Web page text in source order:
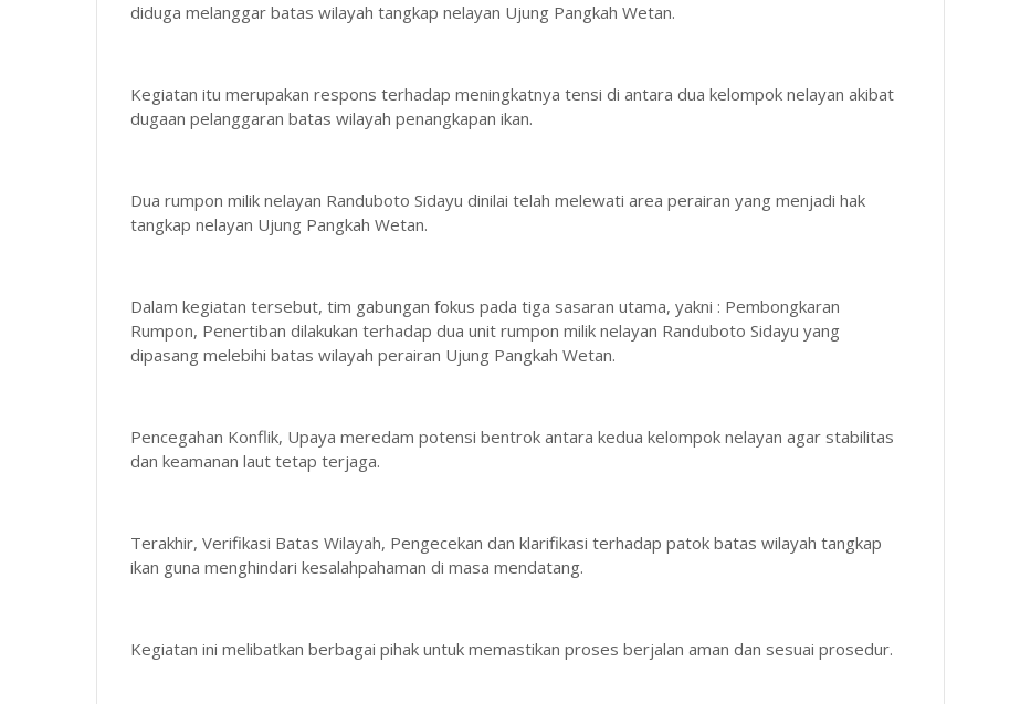
diduga melanggar batas wilayah tangkap nelayan Ujung Pangkah Wetan.
Kegiatan itu merupakan respons terhadap meningkatnya tensi di antara dua kelompok nelayan akibat
dugaan pelanggaran batas wilayah penangkapan ikan.
Dua rumpon milik nelayan Randuboto Sidayu dinilai telah melewati area perairan yang menjadi hak
tangkap nelayan Ujung Pangkah Wetan.
Dalam kegiatan tersebut, tim gabungan fokus pada tiga sasaran utama, yakni : Pembongkaran
Rumpon, Penertiban dilakukan terhadap dua unit rumpon milik nelayan Randuboto Sidayu yang
dipasang melebihi batas wilayah perairan Ujung Pangkah Wetan.
Pencegahan Konflik, Upaya meredam potensi bentrok antara kedua kelompok nelayan agar stabilitas
dan keamanan laut tetap terjaga.
Terakhir, Verifikasi Batas Wilayah, Pengecekan dan klarifikasi terhadap patok batas wilayah tangkap
ikan guna menghindari kesalahpahaman di masa mendatang.
Kegiatan ini melibatkan berbagai pihak untuk memastikan proses berjalan aman dan sesuai prosedur.